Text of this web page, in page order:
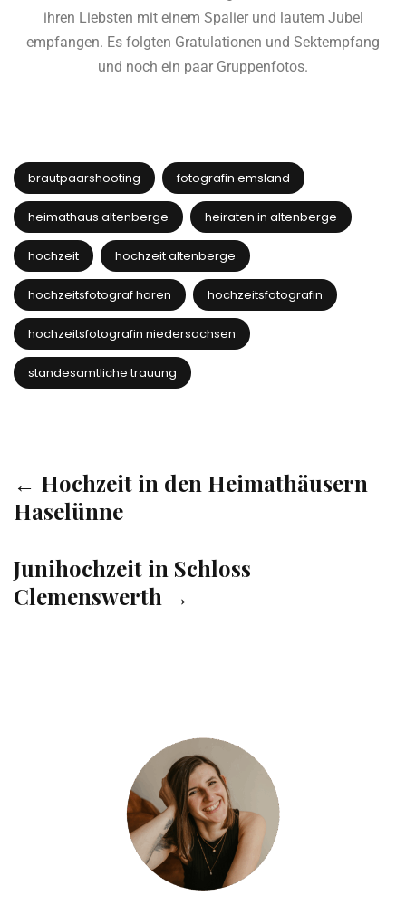
ihren Liebsten mit einem Spalier und lautem Jubel
empfangen. Es folgten Gratulationen und Sektempfang
und noch ein paar Gruppenfotos.
brautpaarshooting fotografin emsland
heimathaus altenberge heiraten in altenberge
hochzeit hochzeit altenberge
hochzeitsfotograf haren hochzeitsfotografin
hochzeitsfotografin niedersachsen
standesamtliche trauung
← Hochzeit in den Heimathäusern
Haselünne
Junihochzeit in Schloss
Clemenswerth →